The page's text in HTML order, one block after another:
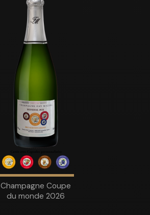
Champagne Coupe
du monde 2026